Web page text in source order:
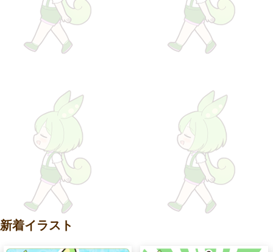
新着イラスト